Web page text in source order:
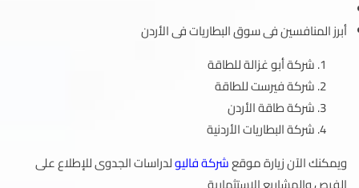
أبرز المنافسين فى سوق البطاريات فى الأردن
شركة أبو غزالة للطاقة
شركة فيرست للطاقة
شركة طاقة الأردن
شركة البطاريات الأردنية
ويمكنك الآن زيارة موقعشركة فاليولدراسات الجدوى للإطلاع على